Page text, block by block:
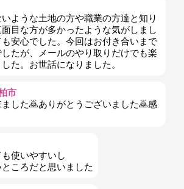
ような土地の方や職業の方達と知り
目な方が多かったような気がしまし
安心でした。今回はお付き合いまで
たが、メールのやり取りだけでも楽
た。お世話になりました。
市
した🙇ありがとうございました🙇感
使いやすいし
ころだと思いました